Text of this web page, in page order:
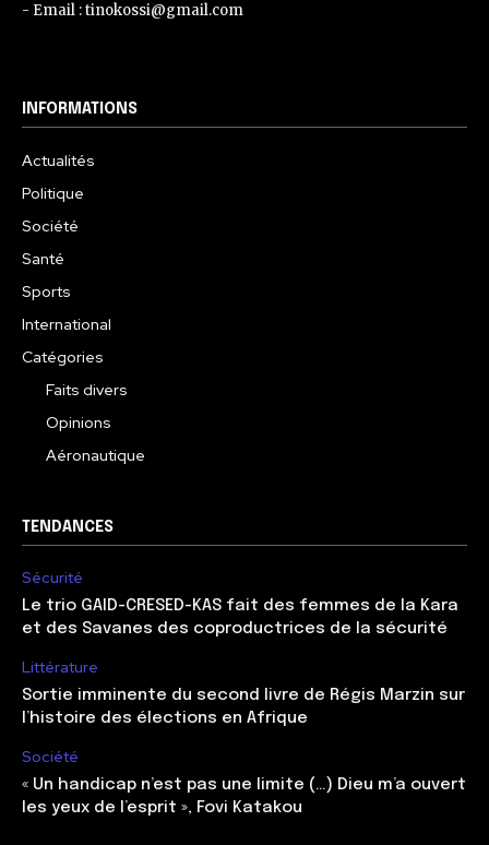
- Email : tinokossi@gmail.com
INFORMATIONS
Actualités
Politique
Société
Santé
Sports
International
Catégories
Faits divers
Opinions
Aéronautique
TENDANCES
Sécurité
Le trio GAID-CRESED-KAS fait des femmes de la Kara
et des Savanes des coproductrices de la sécurité
Littérature
Sortie imminente du second livre de Régis Marzin sur
l’histoire des élections en Afrique
Société
« Un handicap n’est pas une limite (…) Dieu m’a ouvert
les yeux de l’esprit », Fovi Katakou